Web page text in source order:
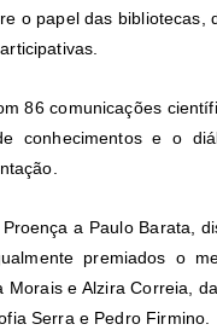
o papel das bibliotecas,
86 comunicações
conhecimentos e o
a Paulo Barata,
premiados o
e Alzira Correia,
Serra e Pedro Firmino.